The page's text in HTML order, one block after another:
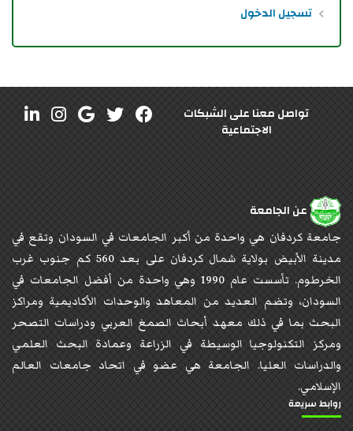
تسجيل الدخول
تواصل معنا على الشبكات
الاجتماعية
عن الجامعة
جامعة كردفان هي واحدة من أكبر الجامعات في السودان وتقع في
مدينة الأبيض بولاية شمال كردفان على بعد 560 كم جنوب غرب
الخرطوم. تأسست عام 1990 وهي واحدة من أفضل الجامعات في
السودان، وتضم العديد من المعاهد والوحدات الأكاديمية ومراكز
البحث بما في ذلك معهد أبحاث الصمغ العربي ودراسات التصحر
ومركز التكنولوجيا الوسيطة في الزراعة وعمادة البحث العلمي
والدراسات العليا. الجامعة هي عضو في اتحاد جامعات العالم
الإسلامي.
روابط سريعة